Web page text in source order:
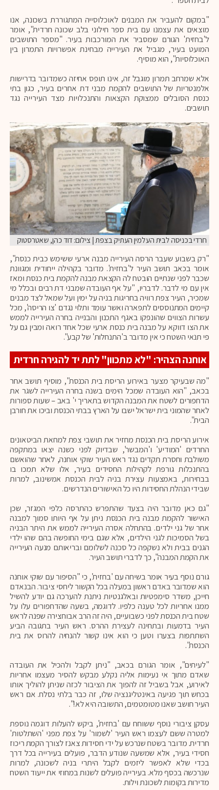
"במקום להעביר את המבנים לאוכלוסייה המתגוררת בשכונה, אנו
מוצאים את עצמנו עם בית ספר חילוני בלב שכונה חרדית", אומר
ל'בחזית' הגורם שמסביר את המורכבות בעיר. "מספר התושבים
המועט בעיר, מגביל את העירייה מבחינת אפשרויות התמרון בין
האוכלוסיות", הוא מוסיף.
אלא שמרחב תמרון מוגבל זה, אינו תופס אחיזה כשמדובר בדרישות
אלמנטריות של התושבים להקמת מבני דת אחרים בעיר, כגון בתי
כנסת הסובלים ממצוקת הקצאות והתנכלויות מצד העירייה נגד
תושבים.
חרדי בכניסה לבית העלמין העתיק בצפת | צילום: דוד כהן, שאטרסטוק
"רק בשבוע שעבר הרסה העירייה מבנה ארעי ששימש כבית כנסת",
אומר בכאב תושב העיר ל'בחזית'. מדובר בקהילה ייחודית ומגוונת
שכבר לפני שנתיים הובטח לה הקצאת מבנה להקמת בית כנסת ומאז
אין עם מי לדבר. לדבריו, "על אף העובדה שמבני דת רבים ובכלל מי
שמכיר, העיר צפת רוויה בחריגות בניה על ימין ועל שמאל לצד מבנים
קיימים המתנוססים לתפארה ואשר עומד ותלוי נגדם 'צו הריסה', מכל
עשרות הצווים שהונפקו באגף התכנון והבנייה בחרה העירייה לממש
את הצו דווקא על מבנה בית כנסת ארעי שכל אחד רואה ומבין גם על
פי תנאי השטח כי אין מדובר ב'התנחלות' של קבע".
אוחנה הצהיר: "לא מתכוון" לתת יד להגירה חרדית
"מה שבעיקר מצער באירוע הריסת בית הכנסת", מוסיף תושב אחר
בכאב, "הוא העובדה שמכל הימים בשנה בחרה העירייה לשגר את
הדחפורים לשטח את המבנה הקדוש בתאריך י' באב – שעות ספורות
לאחר שהמוני בית ישראל ישבו על הארץ בבתי הכנסת וביכו את חורבן
הבית".
אירוע הריסת בית הכנסת מחזיר את תושבי צפת למחאת הביטאונים
החרדים 'המודיע' ו'המבשר', שבדיוק לפני כשנה יצאו במתקפה
משולבת וחסרת תקדים נגד ראש העיר שוקי אוחנה, לאחר שהואשם
בהתנכלות גורפת לקהילות החסידים בעיר, אלו שלא תמכו בו
בבחירות, באמצעות עצירת בניה לבית הכנסת אמשינוב, למרות
שבידי הנהלת החסידות היו כל האישורים הנדרשים.
"גם כאן מדובר היה בצעד שהתפרש כהתרסה כלפי המגזר, שכן
האישור להקמת מבנה בית הכנסת ניתן על אף היותו סמוך למבנה
אחר של גני ילדים. בהתחלה אסרה העירייה לממש את היתר הבניה
בשל הסמיכות לגני הילדים, אלא שגם בימי החופשה בהם שהו ילדי
הגנים בבית ולא נשקפה כל סכנה לשלומם ובריאותם מנעה העירייה
את הקמת המבנה", כך לדברי תושב העיר.
גורם נוסף בעיר אומר בשיחה עם 'בחזית', כי "הסיפור עם שוקי אוחנה
הוא שמדובר באדם ראשון במעלה בכל הקשור ליחסי ציבור. הבנאדם
חייכן, משדר סימפטיות ובאלגנטיות ניתנת להערכה גם יודע להשיל
ממנו אחריות לכל טענה כלפיו. לדוגמה, בשעה שהדחפורים עלו על
שטח בית הכנסת לפני כשבועיים, היה זה הרב אבוחצירה שפנה לראש
העיר בדמעות ובתחינה לעצירת ההרס. ראש העיר בתגובה הביע
השתתפות בצערו וטען כי הוא אינו קשור להנחיה להרוס את בית
הכנסת".
"לעיתים", אומר הגורם בכאב, "ניתן לקבל ולהכיל את העובדה
שאדם מתוך אי נעימות אליה נקלע מבקש להסיר מעצמו אחריות
לאירוע, אבל בשביל זה להפוך את הציבור לכזה שניתן להוליך אותו
בכחש תוך פגיעה באינטליגנציה שלו, זה כבר בלתי נסלח. אם ראש
העיר חושב שאנו מטומטמים, התשובה היא לא!".
עסקן ציבורי נוסף ששוחח עם 'בחזית', ביקש להעלות דוגמה נוספת
למטרה ששם לעצמו ראש העיר 'לשמור' על צפת מפני 'השתלטות'
חרדית. מדובר בשטח שנרכש על ידי חסידות צאנז לצורך הקמת ריכוז
חסידי בעיר, אלא שמשעה שנודע הדבר, פועלים בעירייה בכל דרך
בכדי שלא לאפשר ליזמים לקבל היתרי בניה לשכונה, למרות
שנרכשה בכסף מלא. בעירייה פועלים לשנות במחוזי את ייעוד השטח
מדירות בקומות לשכונת וילות.